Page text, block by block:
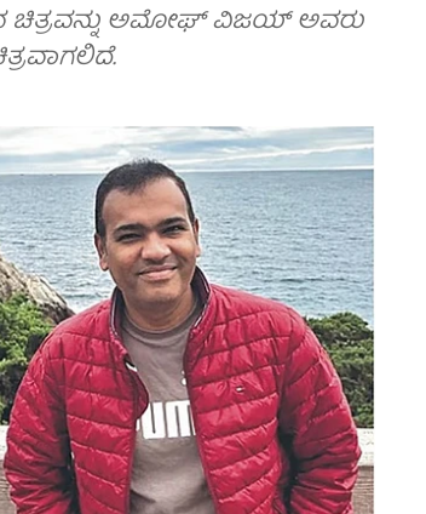
ಚಿತ್ರವನ್ನು ಅಮೋಘ್ ವಿಜಯ್ ಅವರು